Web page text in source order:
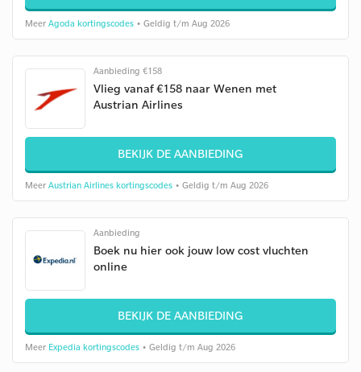
Meer Agoda kortingscodes • Geldig t/m Aug 2026
Aanbieding €158
Vlieg vanaf €158 naar Wenen met
Austrian Airlines
BEKIJK DE AANBIEDING
Meer Austrian Airlines kortingscodes • Geldig t/m Aug 2026
Aanbieding
Boek nu hier ook jouw low cost vluchten
online
BEKIJK DE AANBIEDING
Meer Expedia kortingscodes • Geldig t/m Aug 2026